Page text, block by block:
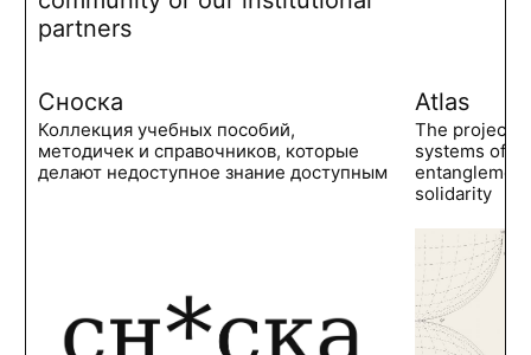
partners
Сноска
Коллекция учебных пособий,
методичек и справочников, которые
делают недоступное знание доступным
Atlas
The project
systems of
solidarity